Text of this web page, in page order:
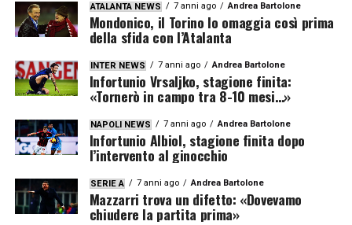
ATALANTA NEWS 7 anni ago Andrea Bartolone
Mondonico, il Torino lo omaggia così prima
della sfida con l’Atalanta
INTER NEWS 7 anni ago Andrea Bartolone
Infortunio Vrsaljko, stagione finita:
«Tornerò in campo tra 8-10 mesi…»
NAPOLI NEWS 7 anni ago Andrea Bartolone
Infortunio Albiol, stagione finita dopo
l’intervento al ginocchio
SERIE A 7 anni ago Andrea Bartolone
Mazzarri trova un difetto: «Dovevamo
chiudere la partita prima»